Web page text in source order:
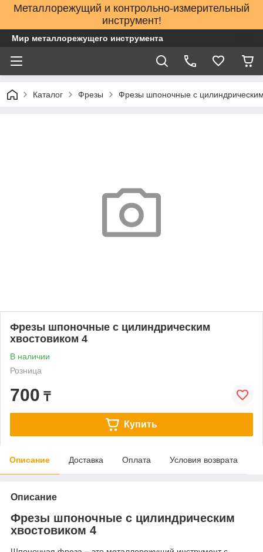
Металлорежущий и контрольно-измерительный
инструмент!
Мир металлорежущего инструмента
Каталог Фрезы Фрезы шпоночные с
Фрезы шпоночные с цилиндрическим
хвостовиком 4
В наличии
Розница
700 ₸
Купить
Описание Доставка Оплата Условия возврата
Описание
Фрезы шпоночные с цилиндрическим
хвостовиком 4